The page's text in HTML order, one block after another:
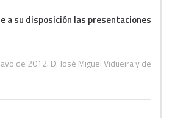
a su disposición las presentaciones
de 2012. D. José Miguel Vidueira y de